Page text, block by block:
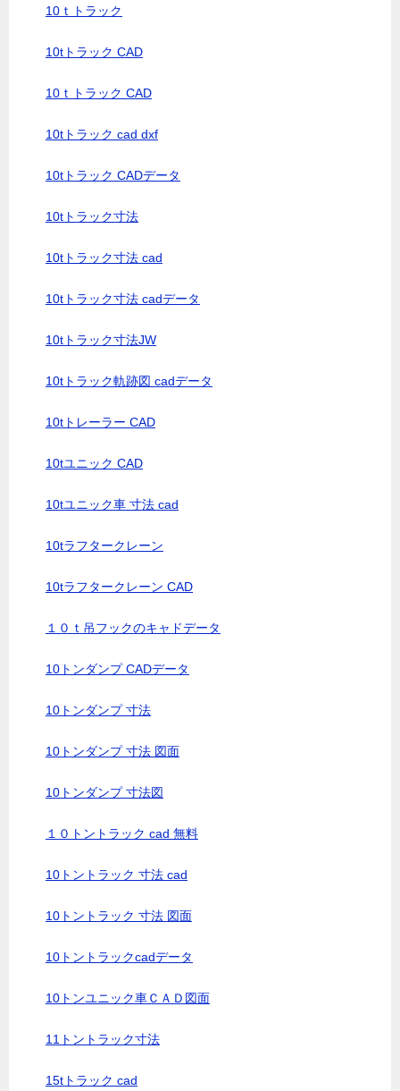
10ｔトラック
10tトラック CAD
10ｔトラック CAD
10tトラック cad dxf
10tトラック CADデータ
10tトラック寸法
10tトラック寸法 cad
10tトラック寸法 cadデータ
10tトラック寸法JW
10tトラック軌跡図 cadデータ
10tトレーラー CAD
10tユニック CAD
10tユニック車 寸法 cad
10tラフタークレーン
10tラフタークレーン CAD
１０ｔ吊フックのキャドデータ
10トンダンプ CADデータ
10トンダンプ 寸法
10トンダンプ 寸法 図面
10トンダンプ 寸法図
１０トントラック cad 無料
10トントラック 寸法 cad
10トントラック 寸法 図面
10トントラックcadデータ
10トンユニック車ＣＡＤ図面
11トントラック寸法
15tトラック cad